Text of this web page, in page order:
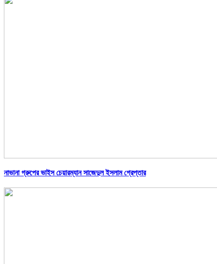
নাভানা গ্রুপের ভাইস চেয়ারম্যান সাজেদুল ইসলাম গ্রেপ্তার